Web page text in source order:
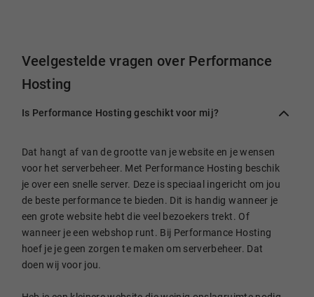
Veelgestelde vragen over Performance
Hosting
Is Performance Hosting geschikt voor mij?
Dat hangt af van de grootte van je website en je wensen
voor het serverbeheer. Met Performance Hosting beschik
je over een snelle server. Deze is speciaal ingericht om jou
de beste performance te bieden. Dit is handig wanneer je
een grote website hebt die veel bezoekers trekt. Of
wanneer je een webshop runt. Bij Performance Hosting
hoef je je geen zorgen te maken om serverbeheer. Dat
doen wij voor jou.